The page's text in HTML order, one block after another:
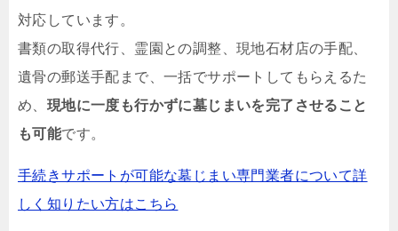
対応しています。
書類の取得代行、霊園との調整、現地石材店の手配、
遺骨の郵送手配まで、一括でサポートしてもらえるた
め、 現地に一度も行かずに墓じまいを完了させること
も可能です。
手続きサポートが可能な墓じまい専門業者について詳
しく知りたい方はこちら